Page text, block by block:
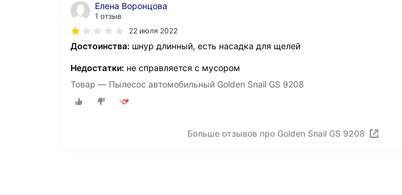
Елена Воронцова
1 отзыв
22 июля 2022
Достоинства: шнур длинный, есть насадка для щелей
Недостатки: не справляется с мусором
Товар — Пылесос автомобильный Golden Snail GS 9208
Больше отзывов про Golden Snail GS 9208